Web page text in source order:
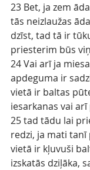
23 Bet, ja zem
tās neizlaužas
dzīst, tad tā ir
priesterim būs
24 Vai arī ja
apdeguma ir
vietā ir baltas
iesarkanas vai
25 tad tādu lai
redzi, ja mati
vietā ir kļuvuši
izskatās dziļāka,